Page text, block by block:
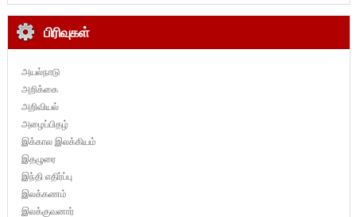
பிரிவுகள்
அயல்நாடு
அறிக்கை
அறிவியல்
அழைப்பிதழ்
இக்கால இலக்கியம்
இதழுரை
இந்தி எதிர்ப்பு
இலக்கணம்
இலக்குவனார்